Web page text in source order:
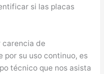
si las placas
carencia de
por su uso continuo, es
técnico que nos asista